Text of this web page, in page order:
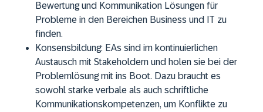
Bewertung und Kommunikation Lösungen für
Probleme in den Bereichen Business und IT zu
finden.
Konsensbildung: EAs sind im kontinuierlichen
Austausch mit Stakeholdern und holen sie bei der
Problemlösung mit ins Boot. Dazu braucht es
sowohl starke verbale als auch schriftliche
Kommunikationskompetenzen, um Konflikte zu